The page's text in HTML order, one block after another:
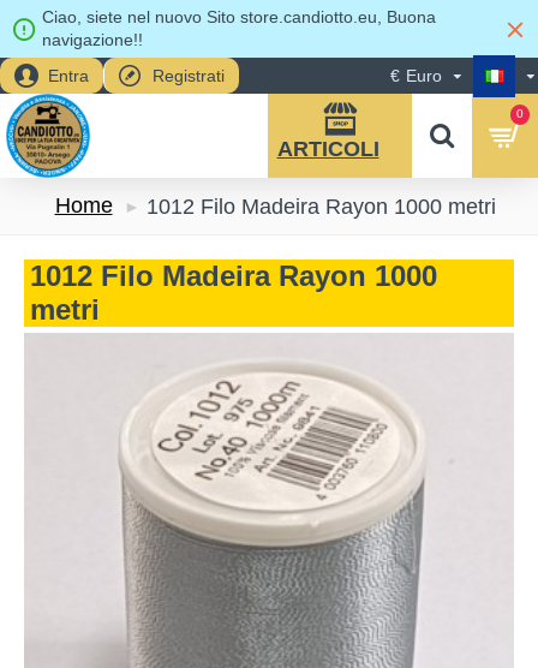
Ciao, siete nel nuovo Sito store.candiotto.eu, Buona
navigazione!!
Entra
Registrati € Euro
0
Home 1012 Filo Madeira Rayon 1000 metri
1012 Filo Madeira Rayon 1000
metri